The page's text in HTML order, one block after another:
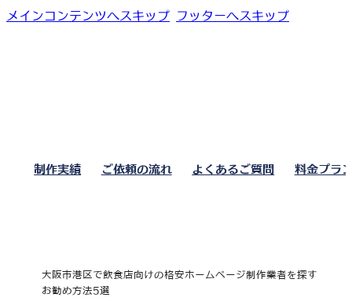
メインコンテンツへスキップ フッターへスキップ
制作実績 ご依頼の流れ よくあるご質問 料金プラ
大阪市港区で飲食店向けの格安ホームページ制作業者を探す
お勧め方法5選